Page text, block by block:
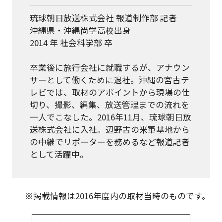
琉球朝日放送株式会社 報道制作部 記者
沖縄県・沖縄尚学高校出身
2014 年 社会科学部 卒
卒業後に旅行会社に就職するが、アナウン
サーとして働くために退社。沖縄の宮古テ
レビでは、取材のアポイントから現場の仕
切り、撮影、編集、放送管理までの流れを
一人でこなした。2016年11月、琉球朝日放
送株式会社に入社。辺野古の米軍基地から
の中継でリポーターを務めるなど報道記者
として活躍中。
※掲載情報は2016年度内の取材当時のものです。